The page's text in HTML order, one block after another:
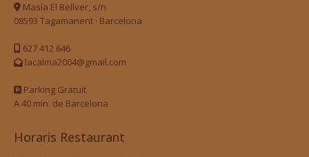
Masía El Bellver, s/n
08593 Tagamanent · Barcelona
627 412 646
lacalma2004@gmail.com
Parking Gratuït
A 40 min. de Barcelona
Horaris Restaurant